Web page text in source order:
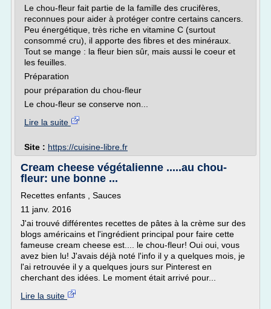
Le chou-fleur fait partie de la famille des crucifères,
reconnues pour aider à protéger contre certains cancers.
Peu énergétique, très riche en vitamine C (surtout
consommé cru), il apporte des fibres et des minéraux.
Tout se mange : la fleur bien sûr, mais aussi le coeur et
les feuilles.
Préparation
pour préparation du chou-fleur
Le chou-fleur se conserve non...
Lire la suite
Site : https://cuisine-libre.fr
Cream cheese végétalienne .....au chou-
fleur: une bonne ...
Recettes enfants , Sauces
11 janv. 2016
J'ai trouvé différentes recettes de pâtes à la crème sur des
blogs américains et l'ingrédient principal pour faire cette
fameuse cream cheese est.... le chou-fleur! Oui oui, vous
avez bien lu! J'avais déjà noté l'info il y a quelques mois, je
l'ai retrouvée il y a quelques jours sur Pinterest en
cherchant des idées. Le moment était arrivé pour...
Lire la suite